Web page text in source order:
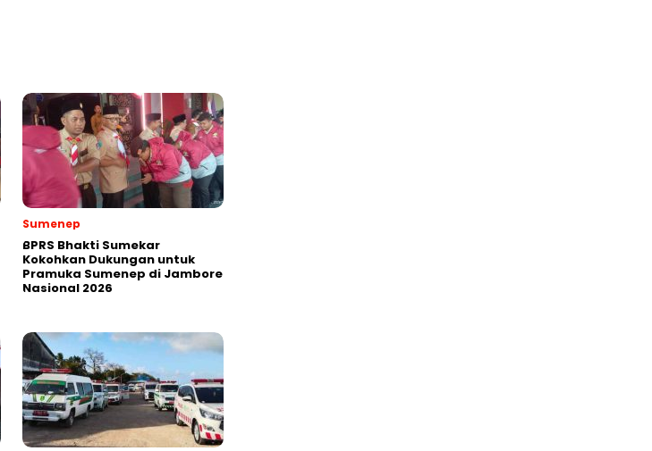
Sumenep
BPRS Bhakti Sumekar
Kokohkan Dukungan untuk
Pramuka Sumenep di Jambore
Nasional 2026